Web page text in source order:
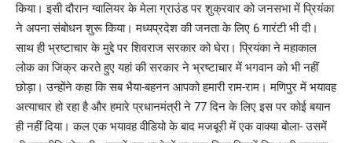
किया। इसी दौरान ग्वालियर के मेला ग्राउंड पर शुक्रवार को जनसभा में प्रियंका
ने अपना संबोधन शुरू किया। मध्यप्रदेश की जनता के लिए 6 गारंटी भी दी।
साथ ही भ्रष्टाचार के मुद्दे पर शिवराज सरकार को घेरा। प्रियंका ने महाकाल
लोक का जिक्र करते हुए यहां की सरकार ने भ्रष्टाचार में भगवान को भी नहीं
छोड़ा। उन्होंने कहा कि सब भैया-बहनन आपको हमारी राम-राम। मणिपुर में भयावह
अत्याचार हो रहा है और हमारे प्रधानमंत्री ने 77 दिन के लिए इस पर कोई बयान
ही नहीं दिया। कल एक भयावह वीडियो के बाद मजबूरी में एक वाक्या बोला- उसमें